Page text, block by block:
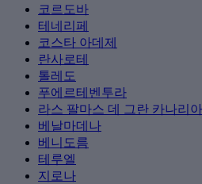
코르도바
테네리페
코스타 아데제
란사로테
톨레도
푸에르테벤투라
라스 팔마스 데 그란 카나리아
베날마데나
베니도름
테루엘
지로나